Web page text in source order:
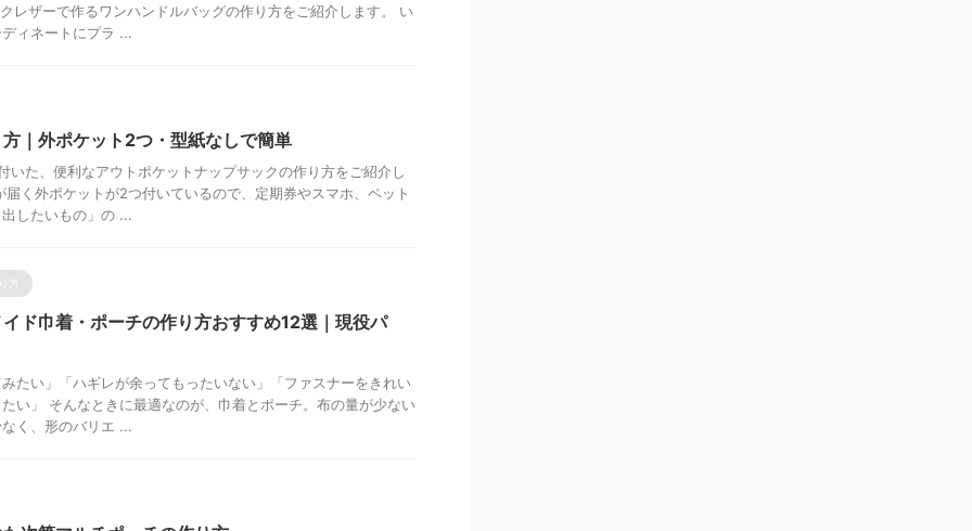
レザーで作るワンハンドルバッグの作り方をご紹介します。 い
ィネートにプラ ...
｜外ポケット2つ・型紙なしで簡単
いた、便利なアウトポケットナップサックの作り方をご紹介し
く外ポケットが2つ付いているので、定期券やスマホ、ペット
したいもの」の ...
ド巾着・ポーチの作り方おすすめ12選｜現役パ
たい」「ハギレが余ってもったいない」「ファスナーをきれい
い」 そんなときに最適なのが、巾着とポーチ。布の量が少ない
く、形のバリエ ...